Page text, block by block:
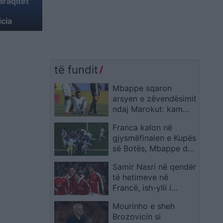
të fundit
Mbappe sqaron
arsyen e zëvendësimit
ndaj Marokut: kam
të lehtë në kyç
Franca kalon në
gjysmëfinalen e Kupës
së Botës, Mbappe dhe
Marokun
Samir Nasri në qendër
të hetimeve në
Francë, ish-ylli i
pastrim parash dhe
trafik droge
Mourinho e sheh
Brozovicin si